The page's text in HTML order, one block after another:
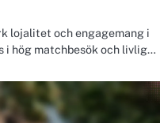
lojalitet och engagemang i
i hög matchbesök och livlig…